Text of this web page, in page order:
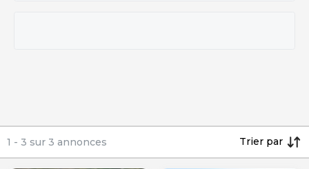
1 - 3 sur 3 annonces Trier par